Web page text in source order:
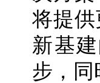
将提
新基
步，同